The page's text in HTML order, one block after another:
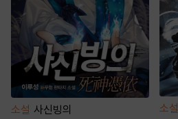
소설 사신빙의 소설